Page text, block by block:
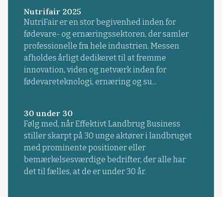
Nutrifair 2025
NutriFair er en stor begivenhed inden for
fødevare- og ernæringssektoren, der samler
professionelle fra hele industrien. Messen
afholdes årligt dedikeret til at fremme
innovation, viden og netværk inden for
fødevareteknologi, ernæring og su...
30 under 30
Følg med, når Effektivt Landbrug Business
stiller skarpt på 30 unge aktører i landbruget
med prominente positioner eller
bemærkelsesværdige bedrifter, der alle har
det til fælles, at de er under 30 år.